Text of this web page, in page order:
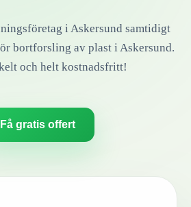
iAskersund samtidigt
bortforsling av plastiAskersund.
och helt kostnadsfritt!
Få gratis offert